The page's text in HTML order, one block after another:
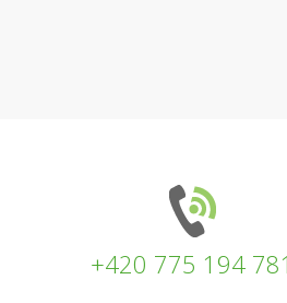
+420 775 194 781